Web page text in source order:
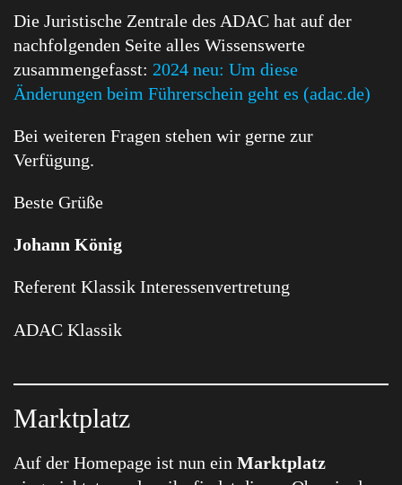
Die Juristische Zentrale des ADAC hat auf der
nachfolgenden Seite alles Wissenswerte
zusammengefasst: 2024 neu: Um diese
Änderungen beim Führerschein geht es (adac.de)
Bei weiteren Fragen stehen wir gerne zur
Verfügung.
Beste Grüße
Johann König
Referent Klassik Interessenvertretung
ADAC Klassik
Marktplatz
Auf der Homepage ist nun ein Marktplatz